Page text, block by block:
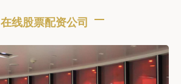
在线股票配资公司